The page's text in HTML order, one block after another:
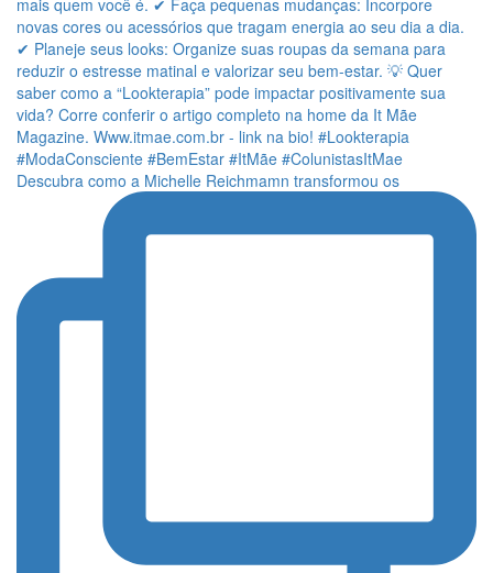
Descubra como a Michelle Reichmamn transformou os